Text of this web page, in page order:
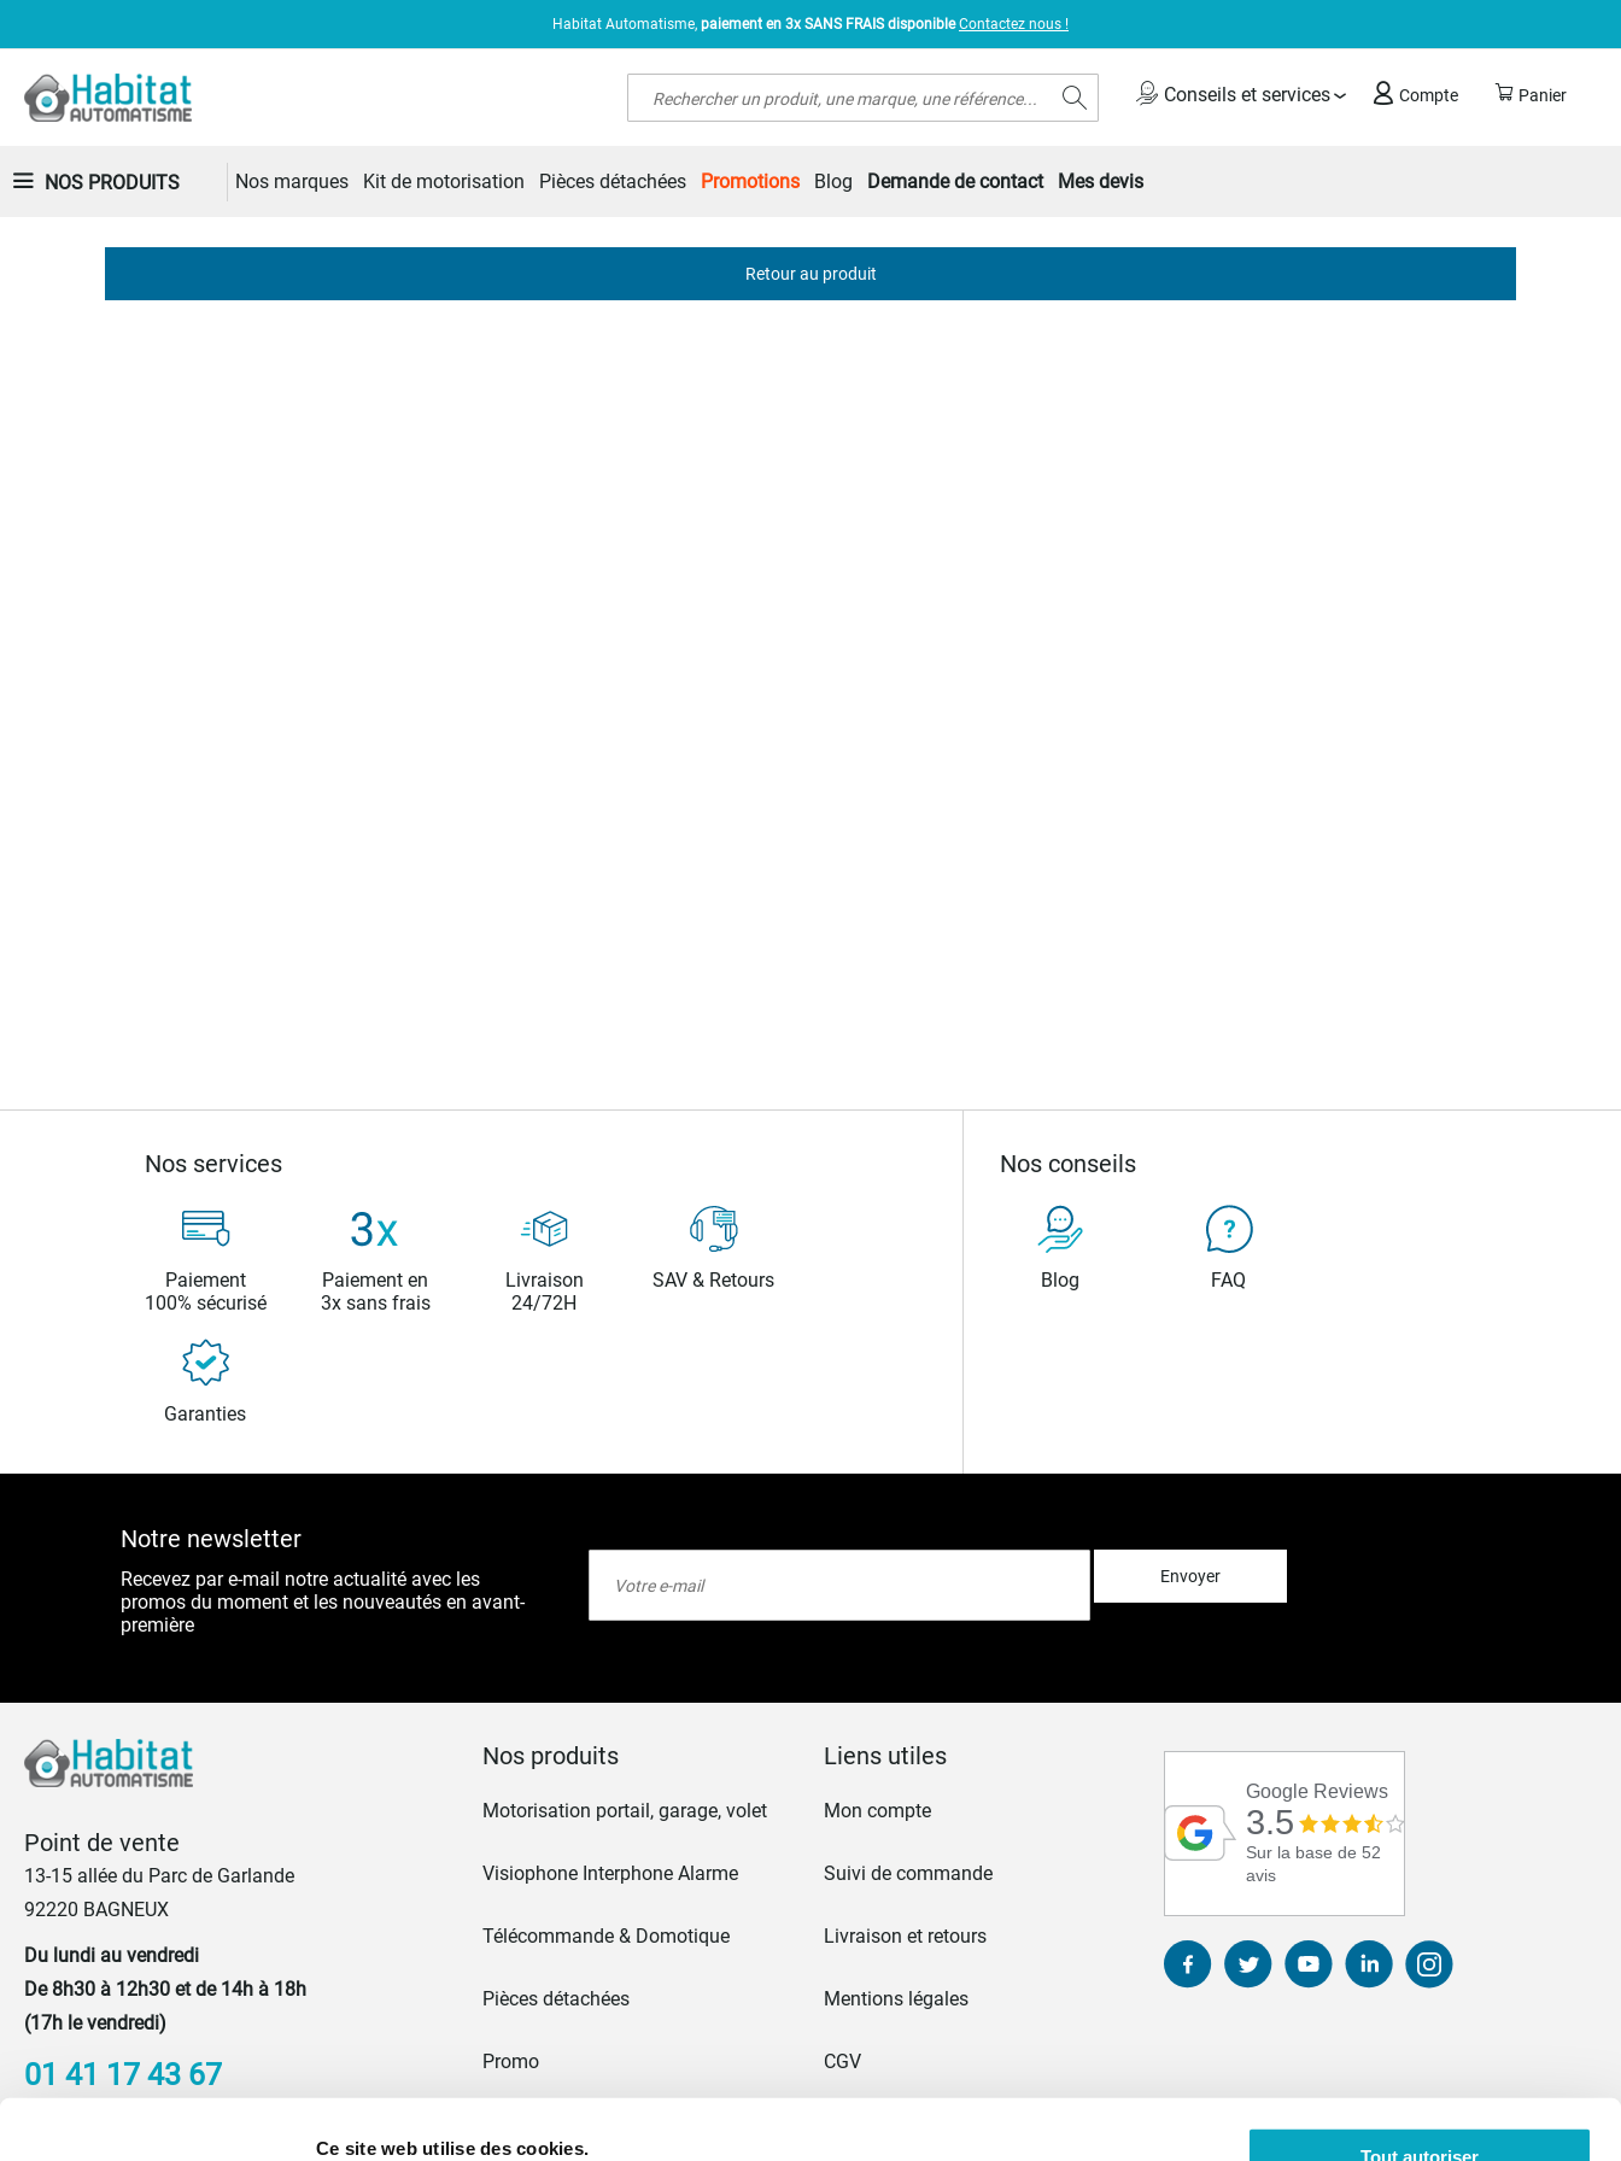
Ce site web utilise des cookies. Tout autoriser
Habitat Automatisme, paiement en 3x SANS FRAIS disponible Contactez nous !
Panier
Conseils et services Compte
Rechercher
NOS PRODUITS Nos marques Kit de motorisation Pièces détachées Promotions Blog Demande de contact Mes devis
Retour au produit
Nos services
Paiement
100% sécurisé
Paiement en
3x sans frais
Livraison
24/72H
SAV & Retours
Garanties
Nos conseils
Blog FAQ
Notre newsletter
Recevez par e-mail notre actualité avec les
promos du moment et les nouveautés en avant-
première
notre
:
Envoyer
Point de vente
13-15 allée du Parc de Garlande
92220 BAGNEUX
Du lundi au vendredi
De 8h30 à 12h30 et de 14h à 18h
(17h le vendredi)
01 41 17 43 67
Nos produits
Motorisation portail, garage, volet
Visiophone Interphone Alarme
Télécommande & Domotique
Pièces détachées
Promo
Liens utiles
Mon compte
Suivi de commande
Livraison et retours
Mentions légales
CGV
Google Reviews
3.5
Sur la base de 52
avis